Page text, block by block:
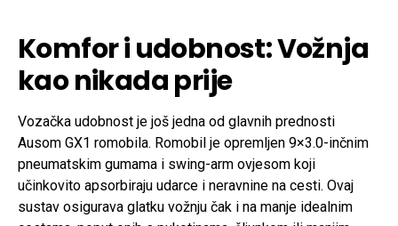
Komfor i udobnost: Vožnja
kao nikada prije
Vozačka udobnost je još jedna od glavnih prednosti
Ausom GX1 romobila. Romobil je opremljen 9×3.0-inčnim
pneumatskim gumama i swing-arm ovjesom koji
učinkovito apsorbiraju udarce i neravnine na cesti. Ovaj
sustav osigurava glatku vožnju čak i na manje idealnim